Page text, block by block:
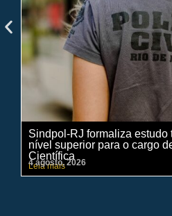
Sindpol-RJ formaliza estudo
nível superior para o cargo
Científica
Leia mais
4 agosto, 2026